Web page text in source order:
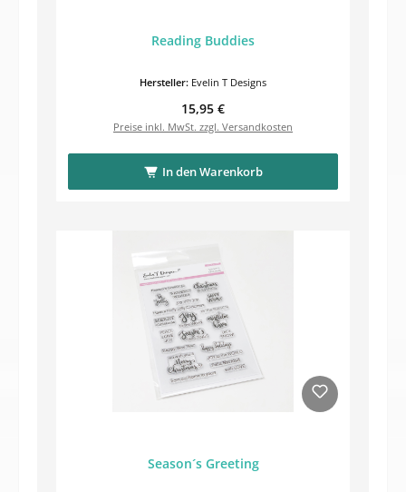
Reading Buddies
Hersteller: Evelin T Designs
Regulärer Preis:
15,95 €
Preise inkl. MwSt. zzgl. Versandkosten
In den Warenkorb
Season´s Greeting